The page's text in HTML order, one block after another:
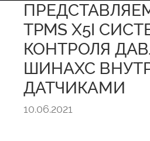
TPMS X5I
КОНТРОЛЯ
ШИНАХС
ДАТЧИКАМИ
10.06.2021